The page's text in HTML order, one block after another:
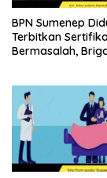
BPN Sumenep
Terbitkan
Bermasalah,